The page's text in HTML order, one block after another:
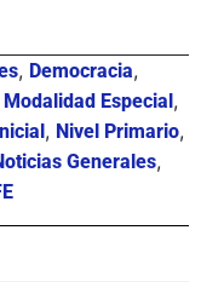
, Democracia,
Modalidad Especial,
, Nivel Primario,
Generales,